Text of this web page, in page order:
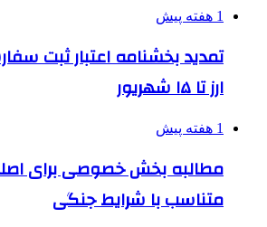
1 هفته پیش
تمدید بخشنامه اعتبار ثبت
ارز تا ۱۵ شهریور
1 هفته پیش
مطالبه بخش خصوصی برای
متناسب با شرایط جنگی